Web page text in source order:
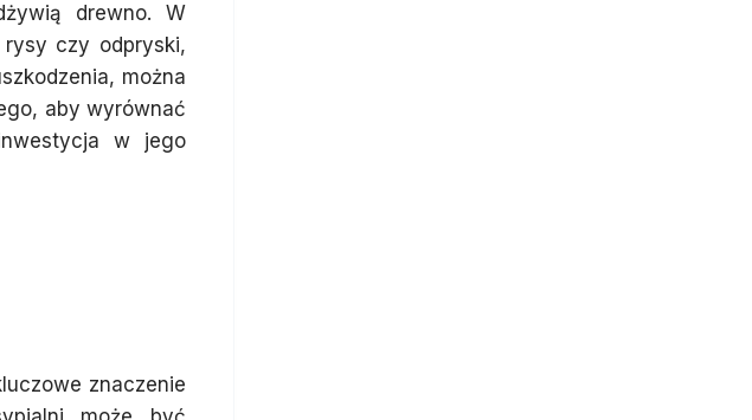
drewno. W
rysy czy odpryski,
można
aby wyrównać
w jego
znaczenie